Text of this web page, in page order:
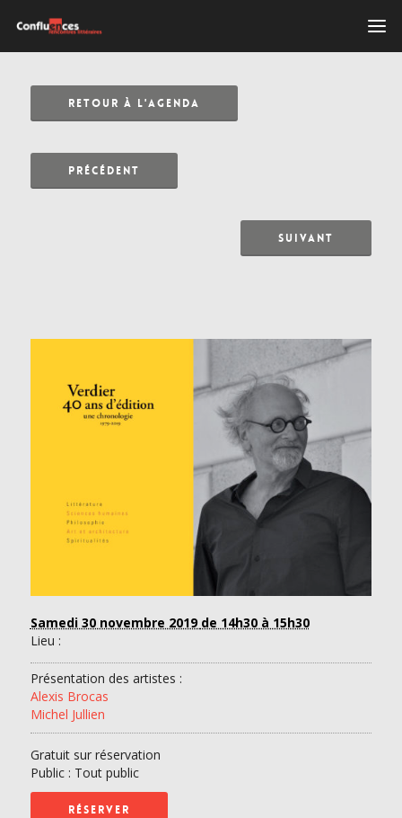
RETOUR À L'AGENDA
PRÉCÉDENT
SUIVANT
Samedi 30 novembre 2019 de 14h30 à 15h30
Lieu :
Présentation des artistes :
Alexis Brocas
Michel Jullien
Gratuit sur réservation
Public : Tout public
RÉSERVER